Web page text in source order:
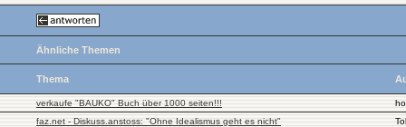
Ähnliche Themen
Thema
verkaufe "BAUKO" Buch über 1000 seiten!!!
faz.net - Diskuss.anstoss: "Ohne Idealismus geht es nicht"